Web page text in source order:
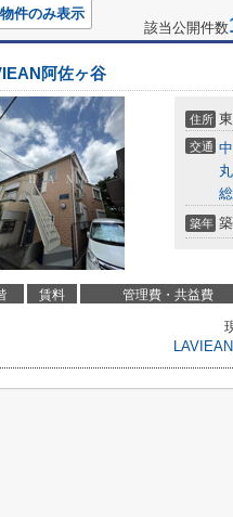
件のみ表示
該当公開件数
阿佐ヶ谷
住所
交通
築年
賃料 管理費・共益費